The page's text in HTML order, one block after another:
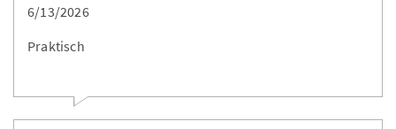
6/13/2026
Praktisch